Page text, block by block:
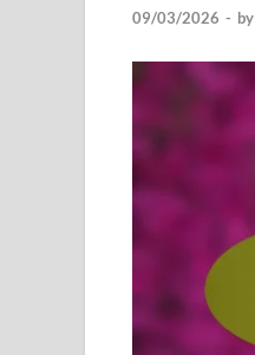
09/03/2026 - by